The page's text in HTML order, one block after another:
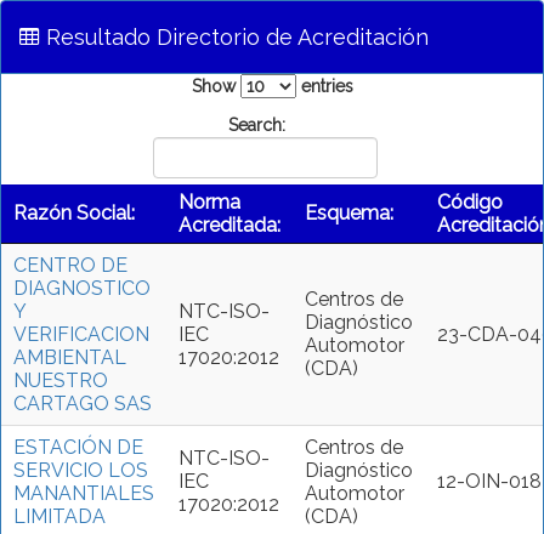
Resultado Directorio de Acreditación
Show
entries
Search:
Razón Social:
Norma
Acreditada:
Esquema:
Código
CENTRO DE
DIAGNOSTICO
Y
VERIFICACION
AMBIENTAL
NUESTRO
CARTAGO SAS
NTC-ISO-
IEC
17020:2012
Centros de
Diagnóstico
Automotor
(CDA)
23-CDA-
ESTACIÓN DE
SERVICIO LOS
MANANTIALES
LIMITADA
NTC-ISO-
IEC
17020:2012
Centros de
Diagnóstico
Automotor
(CDA)
12-OIN-018